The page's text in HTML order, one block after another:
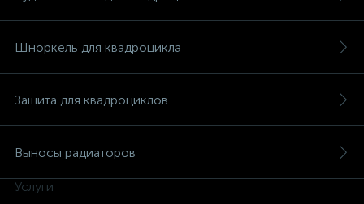
Шноркель для квадроцикла
Защита для квадроциклов
Выносы радиаторов
Услуги